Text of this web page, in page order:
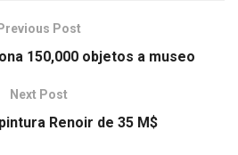
Previous Post
150,000 objetos a museo
Next Post
Renoir de 35 M$